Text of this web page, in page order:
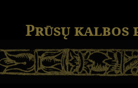
Prūsų kalbos